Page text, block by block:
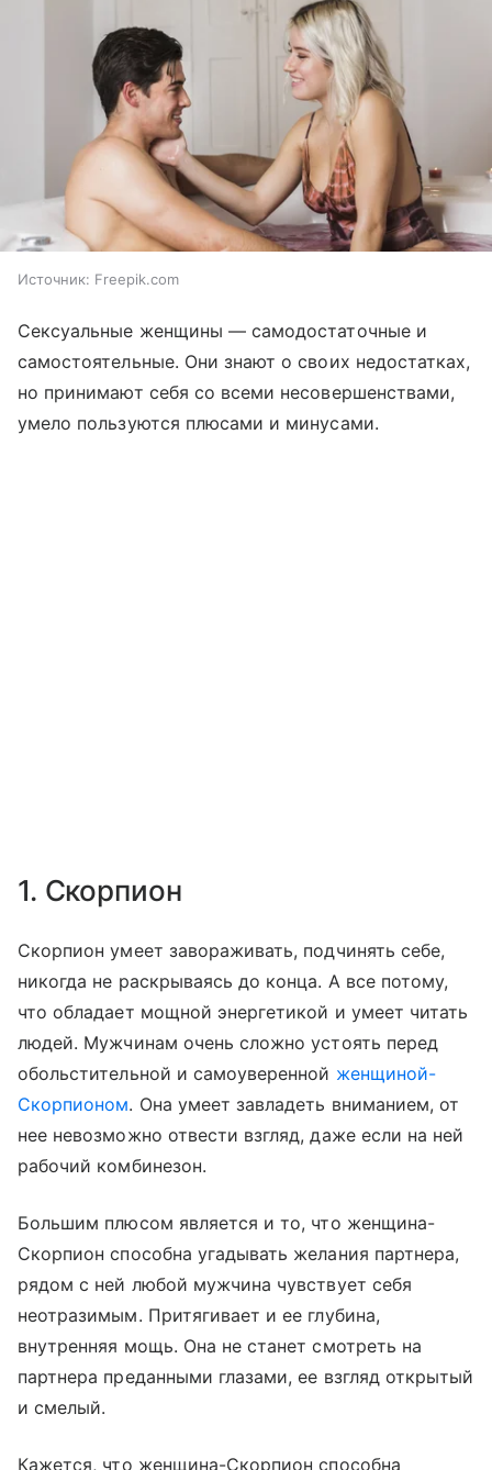
Источник: Freepik.com
Сексуальные женщины — самодостаточные и
самостоятельные. Они знают о своих недостатках,
но принимают себя со всеми несовершенствами,
умело пользуются плюсами и минусами.
1. Скорпион
Скорпион умеет завораживать, подчинять себе,
никогда не раскрываясь до конца. А все потому,
что обладает мощной энергетикой и умеет читать
людей. Мужчинам очень сложно устоять перед
обольстительной и самоуверенной женщиной-
Скорпионом. Она умеет завладеть вниманием, от
нее невозможно отвести взгляд, даже если на ней
рабочий комбинезон.
Большим плюсом является и то, что женщина-
Скорпион способна угадывать желания партнера,
рядом с ней любой мужчина чувствует себя
неотразимым. Притягивает и ее глубина,
внутренняя мощь. Она не станет смотреть на
партнера преданными глазами, ее взгляд открытый
и смелый.
Кажется, что женщина-Скорпион способна